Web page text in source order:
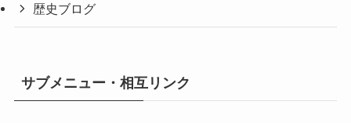
歴史ブログ
サブメニュー・相互リンク